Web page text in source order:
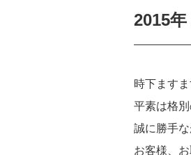
2015
時下ます
平素は格
誠に勝手
お客様、